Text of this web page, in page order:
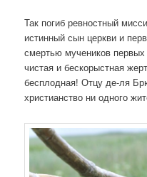
Так погиб ревностный
истинный сын церкви и
смертью мучеников
чистая и бескорыстная
бесплодная! Отцу де-ля
христианство ни одного